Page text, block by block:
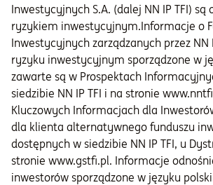
Inwestycyjnych S.A. (dalej NN IP TFI) są
ryzykiem inwestycyjnym.Informacje o
Inwestycyjnych zarządzanych przez NN
ryzyku inwestycyjnym sporządzone w
zawarte są w Prospektach
siedzibie NN IP TFI i na stronie
Kluczowych Informacjach dla
dla klienta alternatywnego funduszu
dostępnych w siedzibie NN IP TFI, u
stronie www.gstfi.pl. Informacje
inwestorów sporządzone w języku